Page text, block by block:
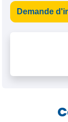
Demande